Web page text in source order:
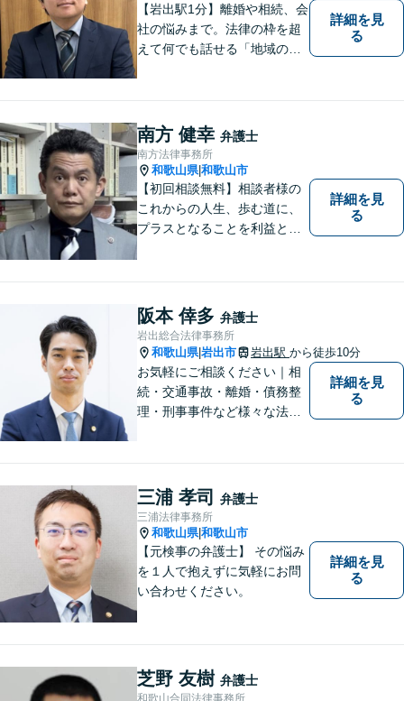
【岩出駅1分】離婚や相続、会
社の悩みまで。法律の枠を超
えて何でも話せる「地域のか
育ちの私が丁寧にサポートし
ます。【丁寧なヒアリング】
【休日や夜間相談も柔軟に対
応】
詳細を見
る
南方 健幸 弁護士
南方法律事務所
和歌山県|和歌山市
【初回相談無料】相談者様の
これからの人生、歩む道に、
プラスとなることを利益と考
はもちろん、関西・関東から
ご相談いただくこともありま
す。
詳細を見
る
阪本 倖多 弁護士
岩出総合法律事務所
和歌山県|岩出市 岩出駅 から徒歩10分
お気軽にご相談ください｜相
続・交通事故・離婚・債務整
理・刑事事件など様々な法律
日・オンライン相談OK（要予
約）｜丁寧な報告とスピード
対応で安心をお届けします
詳細を見
る
三浦 孝司 弁護士
三浦法律事務所
和歌山県|和歌山市
【元検事の弁護士】 その悩み
を１人で抱えずに気軽にお問
い合わせください。
詳細を見
る
芝野 友樹 弁護士
和歌山合同法律事務所